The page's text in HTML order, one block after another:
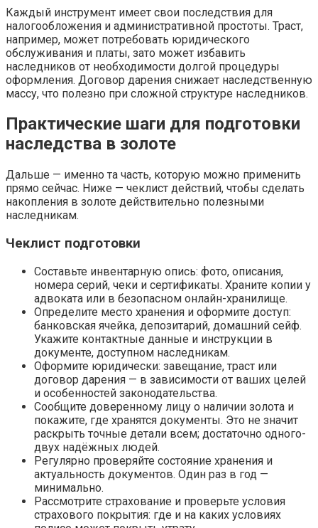
Каждый инструмент имеет свои последствия для
налогообложения и административной простоты. Траст,
например, может потребовать юридического
обслуживания и платы, зато может избавить
наследников от необходимости долгой процедуры
оформления. Договор дарения снижает наследственную
массу, что полезно при сложной структуре наследников.
Практические шаги для подготовки
наследства в золоте
Дальше — именно та часть, которую можно применить
прямо сейчас. Ниже — чеклист действий, чтобы сделать
накопления в золоте действительно полезными
наследникам.
Чеклист подготовки
Составьте инвентарную опись: фото, описания,
номера серий, чеки и сертификаты. Храните копии у
адвоката или в безопасном онлайн-хранилище.
Определите место хранения и оформите доступ:
банковская ячейка, депозитарий, домашний сейф.
Укажите контактные данные и инструкции в
документе, доступном наследникам.
Оформите юридически: завещание, траст или
договор дарения — в зависимости от ваших целей
и особенностей законодательства.
Сообщите доверенному лицу о наличии золота и
покажите, где хранятся документы. Это не значит
раскрыть точные детали всем; достаточно одного-
двух надёжных людей.
Регулярно проверяйте состояние хранения и
актуальность документов. Один раз в год —
минимально.
Рассмотрите страхование и проверьте условия
страхового покрытия: где и на каких условиях